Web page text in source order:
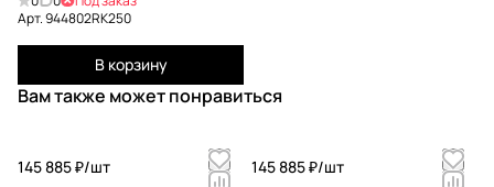
Арт.944802RK250
В корзину
Вам также может понравиться
145 885 ₽/шт
145 885 ₽/шт